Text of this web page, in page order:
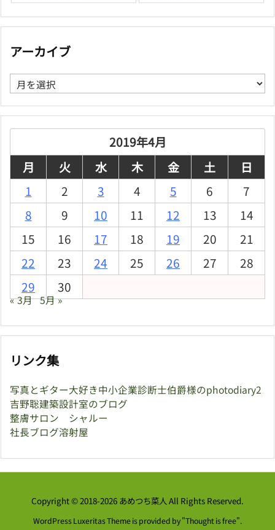
アーカイブ
ア
ー
カ
2019年4月
月
火 水 木 金 土
日
1
2 3 4 5 6
7
8
9 10 11 12 13
14
15
16 17 18 19 20
21
22
23 24 25 26 27
28
29
30
« 3月 5月 »
リンク集
写真とギター大好き中小企業診断士伯爵様のphotodiary2
吉野聡建築設計室のブログ
整膚サロン シャルー
社長ブログ溶射屋
Copyright ©2018-2026 あめつち菜人 All Rights Reserved.
WordPress Luxeritas Theme is provided by "Thought is free".